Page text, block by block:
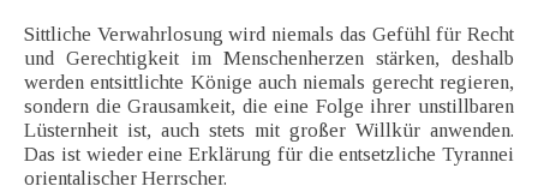
Sittliche Verwahrlosung wird niemals das Gefühl für Recht
und Gerechtigkeit im Menschenherzen stärken, deshalb
werden entsittlichte Könige auch niemals gerecht regieren,
sondern die Grausamkeit, die eine Folge ihrer unstillbaren
Lüsternheit ist, auch stets mit großer Willkür anwenden.
Das ist wieder eine Erklärung für die entsetzliche Tyrannei
orientalischer Herrscher.